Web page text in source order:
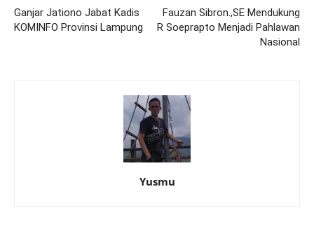
Ganjar Jationo Jabat Kadis
KOMINFO Provinsi Lampung
Fauzan Sibron.,SE Mendukung
R Soeprapto Menjadi Pahlawan
Nasional
Yusmu